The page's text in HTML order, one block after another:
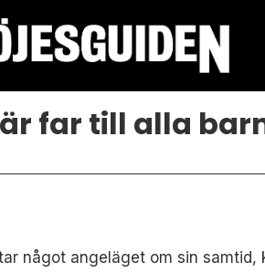
far till alla
något angeläget om sin